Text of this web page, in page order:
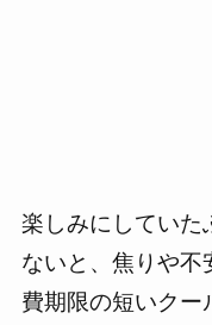
楽しみにしていた
ないと、焦りや不
費期限の短いクー